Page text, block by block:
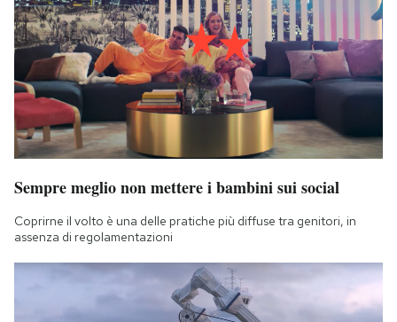
Sempre meglio non mettere i bambini sui social
Coprirne il volto è una delle pratiche più diffuse tra genitori, in
assenza di regolamentazioni